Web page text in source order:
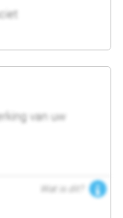
van uw
Wat is dit?